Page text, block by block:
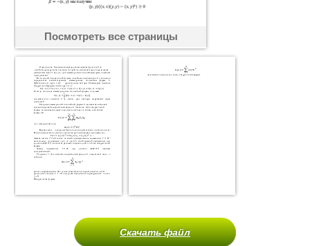
Посмотреть все страницы
Скачать файл